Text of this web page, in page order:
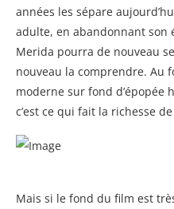
années les sépare
adulte, en abandonnant son
Merida pourra de nouveau
nouveau la comprendre. Au
moderne sur fond d’épopée
c’est ce qui fait la richesse
Mais si le fond du film est